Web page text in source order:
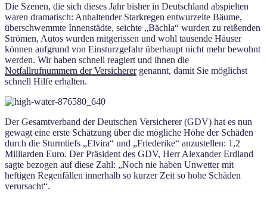
Die Szenen, die sich dieses Jahr bisher in Deutschland abspielten
waren dramatisch: Anhaltender Starkregen entwurzelte Bäume,
überschwemmte Innenstädte, seichte „Bächla“ wurden zu reißenden
Strömen, Autos wurden mitgerissen und wohl tausende Häuser
können aufgrund von Einsturzgefahr überhaupt nicht mehr bewohnt
werden. Wir haben schnell reagiert und ihnen die
Notfallrufnummern der Versicherergenannt, damit Sie möglichst
schnell Hilfe erhalten.
Der Gesamtverband der Deutschen Versicherer (GDV) hat es nun
gewagt eine erste Schätzung über die mögliche Höhe der Schäden
durch die Sturmtiefs „Elvira“ und „Friederike“ anzustellen: 1,2
Milliarden Euro. Der Präsident des GDV, Herr Alexander Erdland
sagte bezogen auf diese Zahl: „Noch nie haben Unwetter mit
heftigen Regenfällen innerhalb so kurzer Zeit so hohe Schäden
verursacht“.